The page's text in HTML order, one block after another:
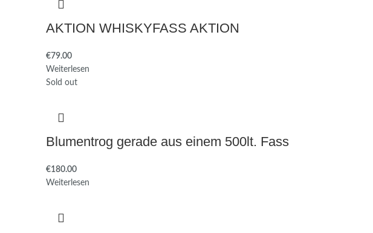
AKTION WHISKYFASS AKTION
€79.00
Weiterlesen
Sold out
Blumentrog gerade aus einem 500lt. Fass
€180.00
Weiterlesen